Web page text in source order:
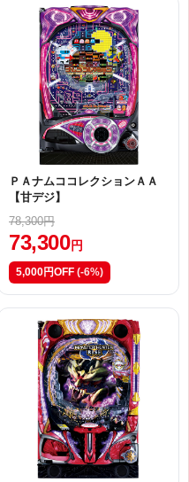
ＰＡナムココレクションＡＡ
【甘デジ】
78,300円
73,300 円
5,000円OFF (-6%)